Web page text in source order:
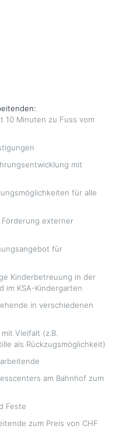
10 Minuten zu Fuss vom
mit
für alle
externer
für
Kinderbetreuung in der
im KSA-Kindergarten
in verschiedenen
Vielfalt (z.B.
als Rückzugsmöglichkeit)
am Bahnhof zum
Feste
zum Preis von CHF